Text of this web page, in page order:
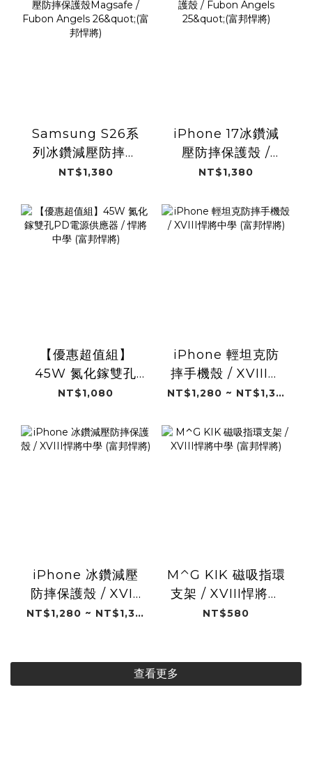
Samsung S26系
列冰鑽減壓防摔保
護殼Magsafe /
26"(富邦悍將)
NT$1,380
iPhone 17冰鑽減
壓防摔保護殼 /
Fubon Angels
NT$1,380
【優惠超值組】
45W 氮化鎵雙孔
PD電源供應器 / 悍
NT$1,080
iPhone 輕坦克防
摔手機殼 / XVIII悍
將中學 (富邦悍將)NT$1,280 ~ NT$1,380
iPhone 冰鑽減壓
防摔保護殼 / XVIII
悍將中學 (富邦悍NT$1,280 ~ NT$1,380
M⌃G KIK 磁吸指環
支架 / XVIII悍將中
學 (富邦悍將)
NT$580
查看更多